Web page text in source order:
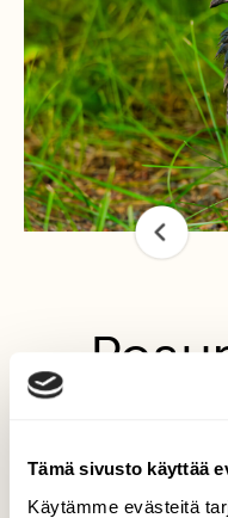
Tämä sivusto käyttää
Käytämme evästeitä
vilvoittavaan
hieman